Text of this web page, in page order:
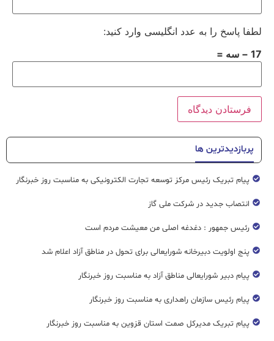
لطفا پاسخ را به عدد انگلیسی وارد کنید:
17 − سه =
پربازدیدترین ها
پیام تبریک رئیس مرکز توسعه تجارت الکترونیکی به مناسبت روز خبرنگار
انتصاب جدید در شرکت ملی گاز
رئیس جمهور : دغدغه اصلی من معیشت مردم است
پنج اولویت دبیرخانه شورایعالی برای تحول در مناطق آزاد اعلام شد
پیام دبیر شورایعالی مناطق آزاد به مناسبت روز خبرنگار
پیام رئیس سازمان راهداری به مناسبت روز خبرنگار
پیام تبریک مدیرکل صمت استان قزوین به مناسبت روز خبرنگار